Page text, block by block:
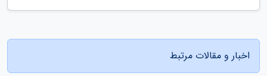
اخبار و مقالات مرتبط